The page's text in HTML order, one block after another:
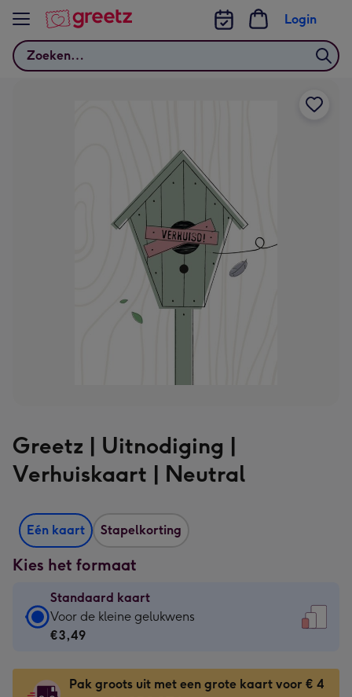
Bekijk meer
Zoeken
Login
Greetz | Uitnodiging |
Verhuiskaart | Neutral
Eén kaart Stapelkorting
Kies het formaat
Standaard kaart
Standaard
kaart
€3,49
-
Voor de kleine gelukwens
€3,49
Pak groots uit met een grote kaart voor € 4